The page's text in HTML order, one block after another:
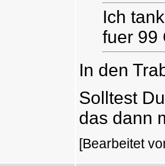
Ich
fuer 99
In den
Solltest
das dann
[Bearbeitet